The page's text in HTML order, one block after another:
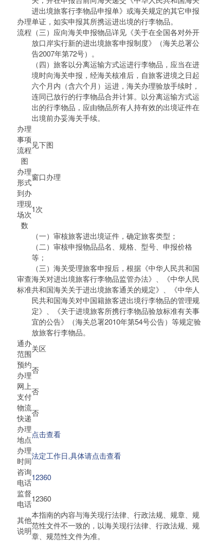
办理
流程
进出境旅客行李物品申报单》或海关规定的其它申报
单证，如实申报其所携运进出境的行李物品。
（三）应向海关申报物品详见《关于在全国各对外开
放口岸实行新的进出境旅客申报制度》（海关总署公
告2007年第72号）。
（四）旅客以分离运输方式运进行李物品，应当在进
境时向海关申报，经海关核准后，自旅客进境之日起
六个月内（含六个月）运进，海关办理验放手续时，
连同已放行的行李物品合并计算。以分离运输方式运
出的行李物品，应由物品所有人持有效的出境证件在
出境前办妥海关手续。
办理
事项
流程
图
见下图
办理
形式
窗口办理
到办
理现
场次
数
1次
审查
标准
（一）审核旅客进出境证件，确定旅客类型；
（二）审核申报物品品名、规格、型号、申报价格
等；
（三）海关受理旅客申报后，根据《中华人民共和国
海关对进出境旅客行李物品监管办法》、《中华人民
共和国海关关于进出境旅客通关的规定》、《中华人
民共和国海关对中国籍旅客进出境行李物品的管理规
定》、《关于进境旅客所携行李物品验放标准有关事
宜的公告》（海关总署2010年第54号公告）等规定验
放旅客行李物品。
通办
范围
关区
预约
办理
否
网上
支付
否
物流
快递
否
办理
地点
点击查看
办理
时间
法定工作日,具体请点击查看
咨询
电话
12360
监督
电话
12360
其他
说明
本指南的内容与海关现行法律、行政法规、规章、规
范性文件不一致的，以海关现行法律、行政法规、规
章、规范性文件为准。